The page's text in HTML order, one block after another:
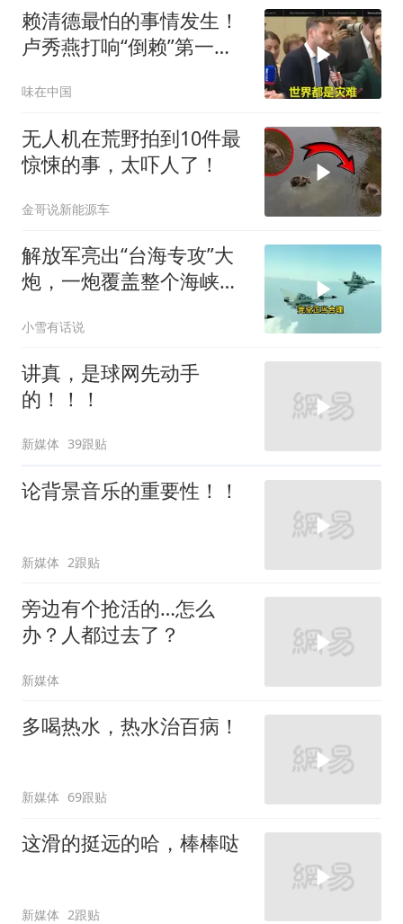
赖清德最怕的事情发生！
卢秀燕打响“倒赖”第一
味在中国
无人机在荒野拍到10件最
惊悚的事，太吓人了！
金哥说新能源车
解放军亮出“台海专攻”大
炮，一炮覆盖整个海峡，
小雪有话说
讲真，是球网先动手
的！！！
新媒体 39跟贴
论背景音乐的重要性！！
新媒体 2跟贴
旁边有个抢活的…怎么
办？人都过去了？
新媒体
多喝热水，热水治百病！
新媒体 69跟贴
这滑的挺远的哈，棒棒哒
新媒体 2跟贴